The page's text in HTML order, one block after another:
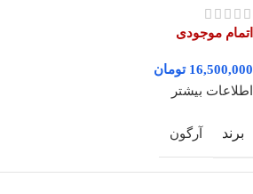
اتمام موجودی
تومان
اطلاعات بیشتر
برند آرگون